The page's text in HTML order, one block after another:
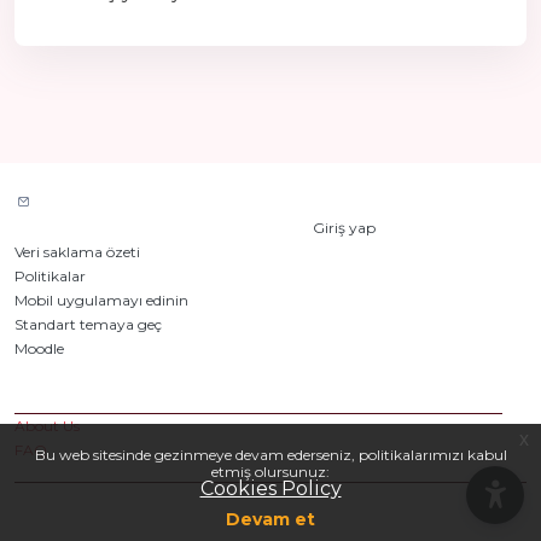
Bu web sitesinde gezinmeye devam ederseniz, politikalarımızı kabul
etmiş olursunuz:
Cookies Policy
Devam et
Giriş yap
Veri saklama özeti
Politikalar
Mobil uygulamayı edinin
Standart temaya geç
Moodle
About Us
FAQ